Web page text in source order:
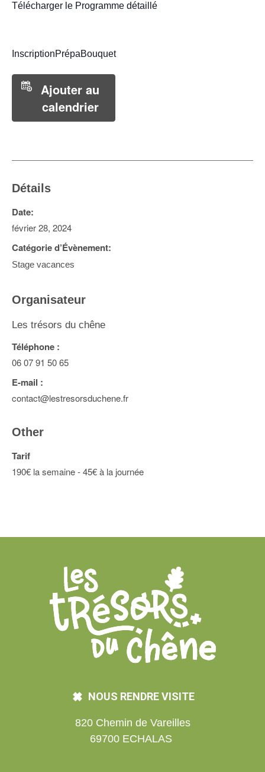
Télécharger le Programme détaillé
InscriptionPrépaBouquet
Ajouter au
calendrier
Détails
Date:
février 28, 2024
Catégorie d’Évènement:
Stage vacances
Organisateur
Les trésors du chêne
Téléphone :
06 07 91 50 65
E-mail :
contact@lestresorsduchene.fr
Other
Tarif
190€ la semaine - 45€ à la journée
NOUS RENDRE VISITE
820 Chemin de Vareilles
69700 ECHALAS